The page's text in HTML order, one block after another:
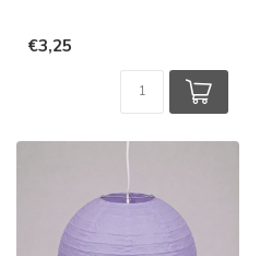
€3,25